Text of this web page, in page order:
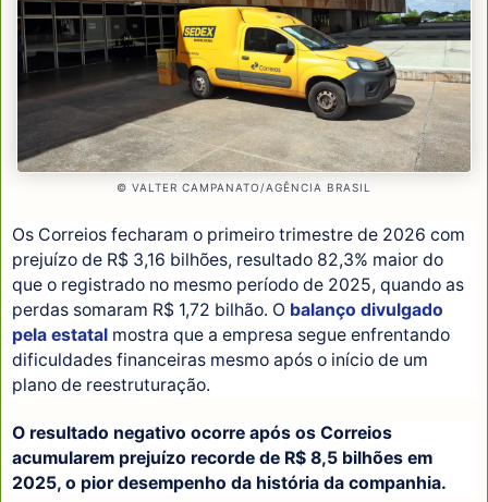
© VALTER CAMPANATO/AGÊNCIA BRASIL
Os Correios fecharam o primeiro trimestre de 2026 com
prejuízo de R$ 3,16 bilhões, resultado 82,3% maior do
que o registrado no mesmo período de 2025, quando as
perdas somaram R$ 1,72 bilhão. O balanço divulgado
pela estatal mostra que a empresa segue enfrentando
dificuldades financeiras mesmo após o início de um
plano de reestruturação.
O resultado negativo ocorre após os Correios
acumularem prejuízo recorde de R$ 8,5 bilhões em
2025, o pior desempenho da história da companhia.